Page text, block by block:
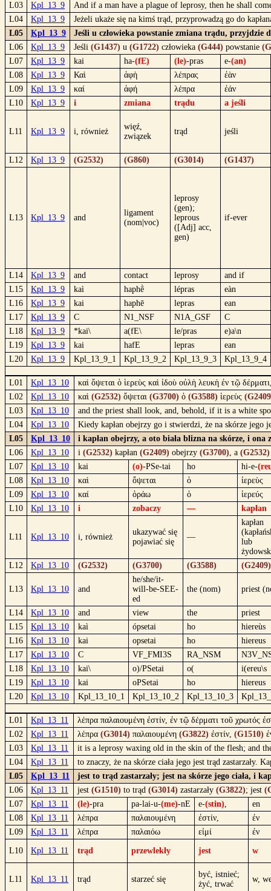
L03
Kpl_13_9
And if a man have a plague of leprosy, then he shall
L04
Kpl_13_9
Jeżeli ukaże się na kimś trąd, przyprowadzą go do
L05
Kpl_13_9
Jeśli u człowieka powstanie zmiana trądu, przyjdzie
L06
Kpl_13_9 Jeśli (G1437) u (G1722) człowieka (G444) powstanie
L07
Kpl_13_9 kai ha-(fE) (le)-pras e-(an)
L08
Kpl_13_9 Καὶ ἁφὴ λέπρας
ἐὰν
L09
Kpl_13_9 καί ἁφή λέπρα
ἐάν
L10
Kpl_13_9 i zmiana trądu a jeśli
L11 Kpl_13_9 i, również
więź,
związek
trąd jeśli
L12 Kpl_13_9 (G2532) (G860) (G3014) (G1437)
L13 Kpl_13_9 and
ligament
(nom|voc)
leprosy
(gen);
leprous
([Adj] acc,
gen)
if-ever
L14 Kpl_13_9 and contact leprosy
and if
L15
Kpl_13_9 kaì haphḕ lépras
eàn
L16
Kpl_13_9 kai haphē lepras
ean
L17
Kpl_13_9 C N1_NSF N1A_GSF
C
L18
Kpl_13_9 *kai\ a(fE\ le/pras
e)a\n
L19
Kpl_13_9 kai hafE lepras
ean
L20
Kpl_13_9 Kpl_13_9_1 Kpl_13_9_2 Kpl_13_9_3 Kpl_13_9_4
L01 Kpl_13_10
καὶ ὄψεται ὁ ἱερεὺς καὶ ἰδοὺ οὐλὴ λευκὴ ἐν τῷ
L02
Kpl_13_10 καὶ (G2532) ὄψεται (G3700) ὁ (G3588) ἱερεὺς
L03
Kpl_13_10
and the priest shall look, and, behold, if it is a white
L04
Kpl_13_10
Kiedy kapłan obejrzy go i stwierdzi, że na skórze jego
L05
Kpl_13_10
i kapłan obejrzy, a oto biała blizna na skórze, i ona
L06
Kpl_13_10 i (G2532) kapłan (G2409) obejrzy (G3700), a (G2532)
L07
Kpl_13_10 kai (o)-PSe-tai ho hi-e-
L08
Kpl_13_10 καὶ ὄψεται ὁ
ἱερεὺς
L09
Kpl_13_10 καί ὁράω ὁ
ἱερεύς
L10
Kpl_13_10 i zobaczy — kapłan
L11 Kpl_13_10 i, również
ukazywać się
pojawiać się
—
kapłan
lub
L12
Kpl_13_10 (G2532) (G3700) (G3588) (G2409)
L13 Kpl_13_10 and
he/she/it-
will-be-SEE-
ed
the (nom) priest
L14 Kpl_13_10 and view the
priest
L15
Kpl_13_10 kaì ópsetai ho
hiereùs
L16
Kpl_13_10 kai opsetai ho
hiereus
L17
Kpl_13_10 C VF_FMI3S RA_NSM
L18
Kpl_13_10 kai\ o)/PSetai o(
i(ereu\s
L19
Kpl_13_10 kai oPSetai ho
hiereus
L20
Kpl_13_10 Kpl_13_10_1 Kpl_13_10_2 Kpl_13_10_3
L01 Kpl_13_11
λέπρα παλαιουμένη ἐστίν, ἐν τῷ δέρματι τοῦ χρωτός
L02
Kpl_13_11 λέπρα (G3014) παλαιουμένη (G3822) ἐστίν, (G1510)
L03
Kpl_13_11
it is a leprosy waxing old in the skin of the flesh; and
L04
Kpl_13_11
to znaczy, że na skórze ciała jego jest trąd zastarzały.
L05
Kpl_13_11
jest to trąd zastarzały; jest na skórze jego ciała, i
L06
Kpl_13_11 jest (G1510) to trąd (G3014) zastarzały (G3822); jest
L07
Kpl_13_11 (le)-pra pa-lai-u-(me)-nE e-(stin),
en
L08
Kpl_13_11 λέπρα παλαιουμένη ἐστίν,
ἐν
L09
Kpl_13_11 λέπρα παλαιόω εἰμί ἐν
L10 Kpl_13_11 trąd przewlekły jest w
L11 Kpl_13_11 trąd starzeć się
być, istnieć;
żyć, trwać
w,